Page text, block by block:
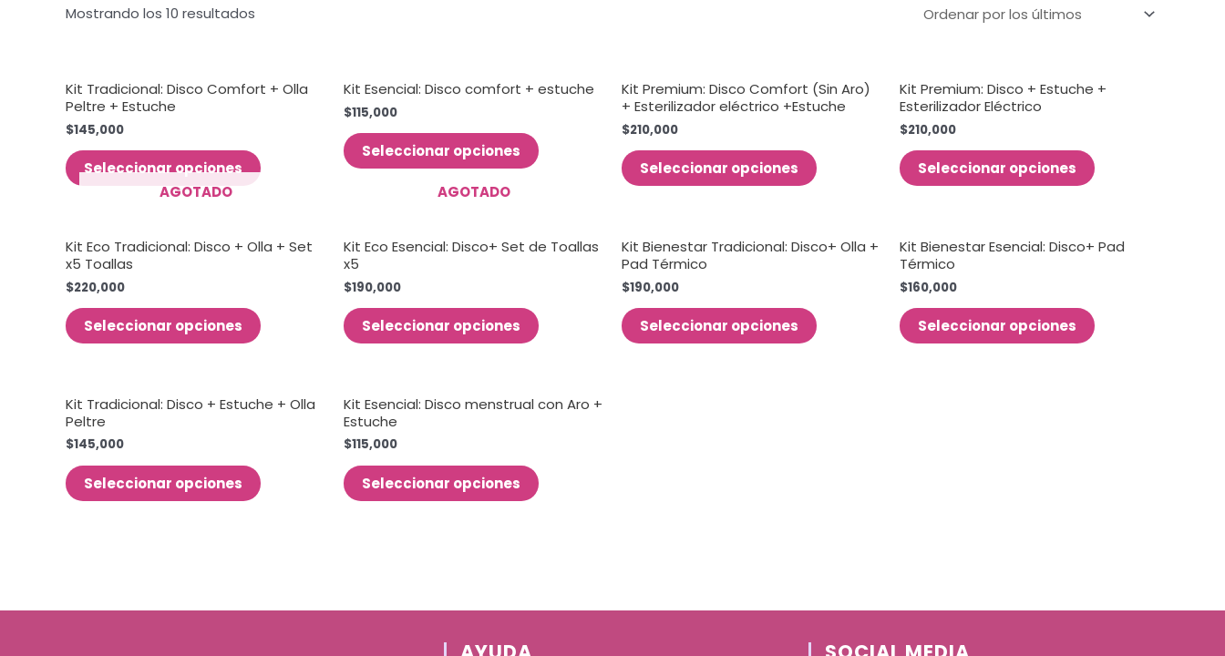
Mostrando los 10 resultados
Kit Tradicional: Disco Comfort + Olla
Peltre + Estuche
$145,000
Seleccionar opciones
Kit Esencial: Disco comfort + estuche
$115,000
Seleccionar opciones
Kit Premium: Disco Comfort (Sin Aro)
+ Esterilizador eléctrico +Estuche
$210,000
Seleccionar opciones
Kit Premium: Disco + Estuche +
Esterilizador Eléctrico
$210,000
Seleccionar opciones
AGOTADO
Kit Eco Tradicional: Disco + Olla + Set
x5 Toallas
$220,000
Seleccionar opciones
AGOTADO
Kit Eco Esencial: Disco+ Set de Toallas
x5
$190,000
Seleccionar opciones
Kit Bienestar Tradicional: Disco+ Olla +
Pad Térmico
$190,000
Seleccionar opciones
Kit Bienestar Esencial: Disco+ Pad
Térmico
$160,000
Seleccionar opciones
Kit Tradicional: Disco + Estuche + Olla
Peltre
$145,000
Seleccionar opciones
Kit Esencial: Disco menstrual con Aro +
Estuche
$115,000
Seleccionar opciones